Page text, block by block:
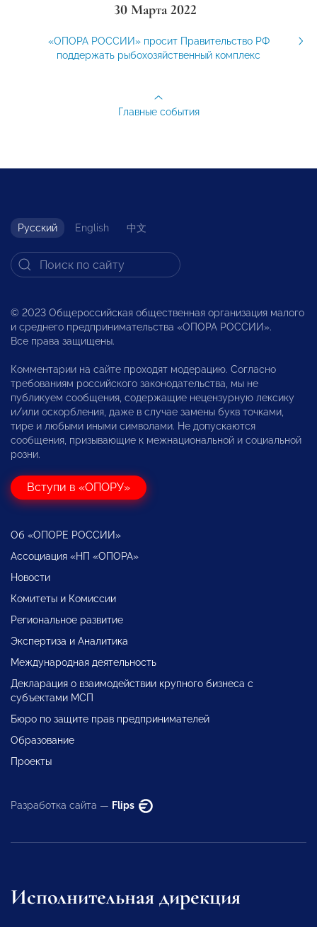
30 Марта 2022
«ОПОРА РОССИИ» просит Правительство РФ
поддержать рыбохозяйственный комплекс
Главные события
Русский English 中文
© 2023 Общероссийская общественная организация малого
и среднего предпринимательства «ОПОРА РОССИИ».
Все права защищены.
Комментарии на сайте проходят модерацию. Согласно
требованиям российского законодательства, мы не
публикуем сообщения, содержащие нецензурную лексику
и/или оскорбления, даже в случае замены букв точками,
тире и любыми иными символами. Не допускаются
сообщения, призывающие к межнациональной и социальной
розни.
Вступи в «ОПОРУ»
Об «ОПОРЕ РОССИИ»
Ассоциация «НП «ОПОРА»
Новости
Комитеты и Комиссии
Региональное развитие
Экспертиза и Аналитика
Международная деятельность
Декларация о взаимодействии крупного бизнеса с
субъектами МСП
Бюро по защите прав предпринимателей
Образование
Проекты
Разработка сайта — Flips
Исполнительная дирекция